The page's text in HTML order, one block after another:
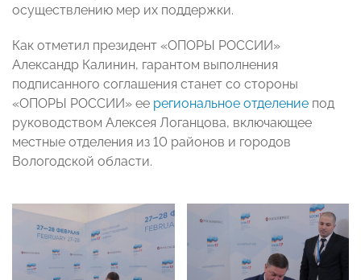
осуществлению мер их поддержки.
Как отметил президент «ОПОРЫ РОССИИ»
Александр Калинин, гарантом выполнения
подписанного соглашения станет со стороны
«ОПОРЫ РОССИИ» ее региональное отделение под
руководством Алексея Логанцова, включающее
местные отделения из 10 районов и городов
Вологодской области.